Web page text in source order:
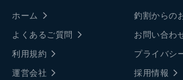
ホーム
釣割からの
よくあるご質問
お問い合わ
利用規約
プライバシ
運営会社
採用情報